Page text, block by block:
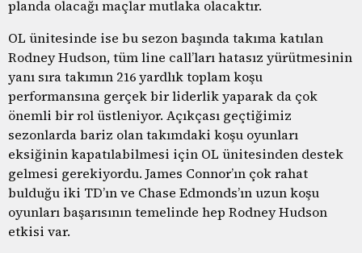
planda olacağı maçlar mutlaka olacaktır.
OL ünitesinde ise bu sezon başında takıma katılan
Rodney Hudson, tüm line call’ları hatasız yürütmesinin
yanı sıra takımın 216 yardlık toplam koşu
performansına gerçek bir liderlik yaparak da çok
önemli bir rol üstleniyor. Açıkçası geçtiğimiz
sezonlarda bariz olan takımdaki koşu oyunları
eksiğinin kapatılabilmesi için OL ünitesinden destek
gelmesi gerekiyordu. James Connor’ın çok rahat
bulduğu iki TD’ın ve Chase Edmonds’ın uzun koşu
oyunları başarısının temelinde hep Rodney Hudson
etkisi var.